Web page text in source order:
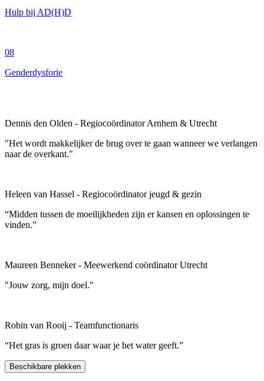
Hulp bij AD(H)D
08
Genderdysforie
Dennis den Olden - Regiocoördinator Arnhem & Utrecht
"Het wordt makkelijker de brug over te gaan wanneer we verlangen
naar de overkant."
Heleen van Hassel - Regiocoördinator jeugd & gezin
“Midden tussen de moeilijkheden zijn er kansen en oplossingen te
vinden.”
Maureen Benneker - Meewerkend coördinator Utrecht
"Jouw zorg, mijn doel."
Robin van Rooij - Teamfunctionaris
“Het gras is groen daar waar je het water geeft.”
Beschikbare plekken